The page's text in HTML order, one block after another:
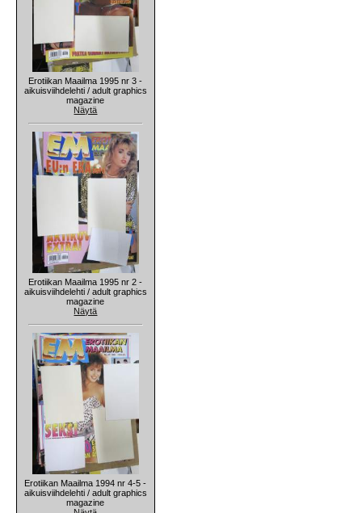
Erotiikan Maailma 1995 nr 3 -
aikuisviihdelehti / adult graphics
magazine
Näytä
Erotiikan Maailma 1995 nr 2 -
aikuisviihdelehti / adult graphics
magazine
Näytä
Erotiikan Maailma 1994 nr 4-5 -
aikuisviihdelehti / adult graphics
magazine